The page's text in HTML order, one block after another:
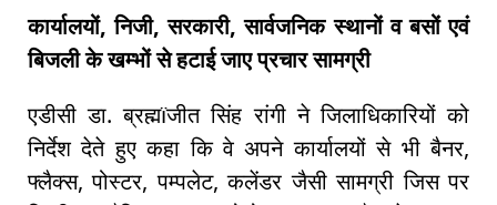
कार्यालयों, निजी, सरकारी, सार्वजनिक स्थानों व बसों एवं
बिजली के खम्भों से हटाई जाए प्रचार सामग्री
एडीसी डा. ब्रह्मïजीत सिंह रांगी ने जिलाधिकारियों को
निर्देश देते हुए कहा कि वे अपने कार्यालयों से भी बैनर,
फ्लैक्स, पोस्टर, पम्पलेट, कलेंडर जैसी सामग्री जिस पर